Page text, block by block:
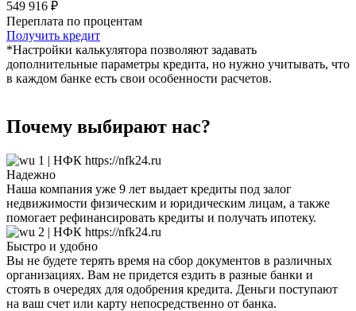
549 916 ₽
Переплата по процентам
Получить кредит
*Настройки калькулятора позволяют задавать
дополнительные параметры кредита, но нужно учитывать, что
в каждом банке есть свои особенности расчетов.
Почему выбирают нас?
Надежно
Наша компания уже 9 лет выдает кредиты под залог
недвижимости физическим и юридическим лицам, а также
помогает рефинансировать кредиты и получать ипотеку.
Быстро и удобно
Вы не будете терять время на сбор документов в различных
организациях. Вам не придется ездить в разные банки и
стоять в очередях для одобрения кредита. Деньги поступают
на ваш счет или карту непосредственно от банка.